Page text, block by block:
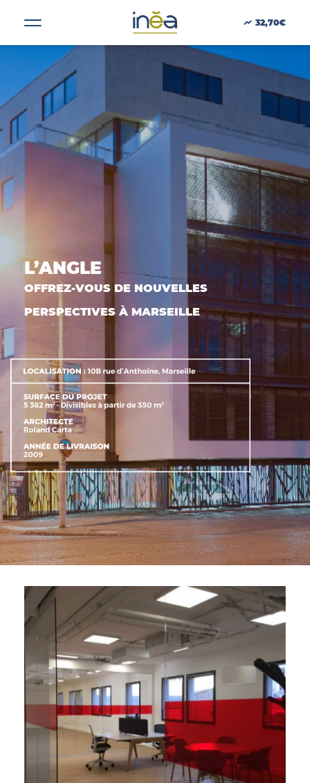
32,70€
ACTUS
PRESSE
INVESTISSEURS
PORTE-DOCUMENTS
GREEN BUILDING
RÉGIONS
ACTIFS
CONTACT
L’ANGLE
OFFREZ-VOUS DE NOUVELLES
PERSPECTIVES À MARSEILLE